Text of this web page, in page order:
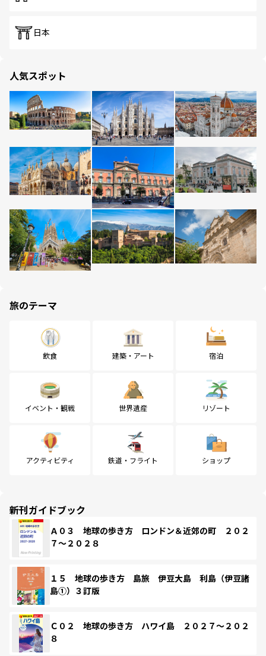
日本
人気スポット
旅のテーマ
飲食 建築・アート 宿泊
イベント・観戦 世界遺産 リゾート
アクティビティ 鉄道・フライト ショップ
新刊ガイドブック
Ａ０３ 地球の歩き方 ロンドン＆近郊の町 ２０２
７～２０２８
１５ 地球の歩き方 島旅 伊豆大島 利島（伊豆諸
島①）３訂版
Ｃ０２ 地球の歩き方 ハワイ島 ２０２７～２０２
８